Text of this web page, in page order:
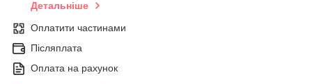
Детальніше
Оплатити частинами
Післяплата
Оплата на рахунок